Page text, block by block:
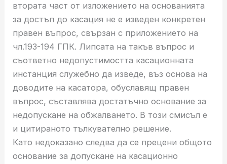
втората част от изложението на основанията
за достъп до касация не е изведен конкретен
правен въпрос, свързан с приложението на
чл.193-194 ГПК. Липсата на такъв въпрос и
съответно недопустимостта касационната
инстанция служебно да изведе, въз основа на
доводите на касатора, обуславящ правен
въпрос, съставлява достатъчно основание за
недопускане на обжалването. В този смисъл е
и цитираното тълкувателно решение.
Като недоказано следва да се прецени общото
основание за допускане на касационно